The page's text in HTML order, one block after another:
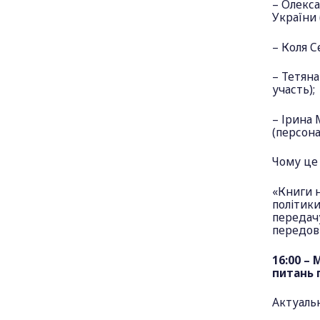
–
України
– Коля
–
участь);
– Ірина
Чому це
«Книги
16:00 –
питань